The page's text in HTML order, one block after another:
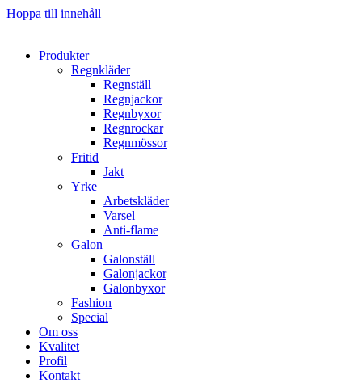
Hoppa till innehåll
Produkter
Regnkläder
Regnställ
Regnjackor
Regnbyxor
Regnrockar
Regnmössor
Fritid
Jakt
Yrke
Arbetskläder
Varsel
Anti-flame
Galon
Galonställ
Galonjackor
Galonbyxor
Fashion
Special
Om oss
Kvalitet
Profil
Kontakt